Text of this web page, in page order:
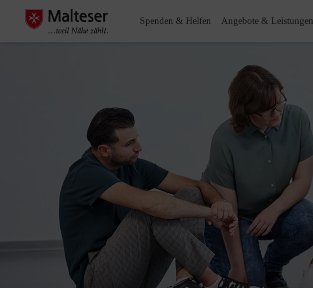
Spenden & Helfen Angebote & Leistungen